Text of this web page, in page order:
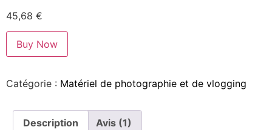
45,68 €
Buy Now
Catégorie : Matériel de photographie et de vlogging
Description Avis (1)